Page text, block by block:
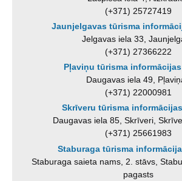
(+371) 25727419
Jaunjelgavas tūrisma
Jelgavas iela 33,
(+371) 27366222
Pļaviņu tūrisma
Daugavas iela 49,
(+371) 22000981
Skrīveru tūrisma
Daugavas iela 85, Skrīveri,
(+371) 25661983
Staburaga tūrisma
Staburaga saieta nams, 2. stāvs,
pagasts